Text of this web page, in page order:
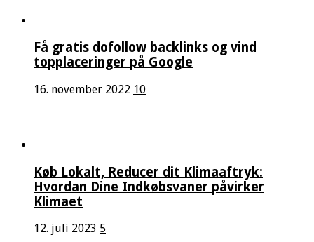
Få gratis dofollow backlinks og vind
topplaceringer på Google
16. november 2022 10
Køb Lokalt, Reducer dit Klimaaftryk:
Hvordan Dine Indkøbsvaner påvirker
Klimaet
12. juli 2023 5